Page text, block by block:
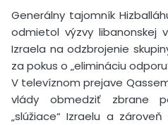
Generálny tajomník
odmietol výzvy libanonskej
Izraela na odzbrojenie
za pokus o „elimináciu
V televíznom prejave
vlády obmedziť zbrane
„slúžiace“ Izraelu a